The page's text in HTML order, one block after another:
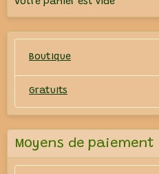
Votre panier est vide
Boutique
Gratuits
Moyens de paiement